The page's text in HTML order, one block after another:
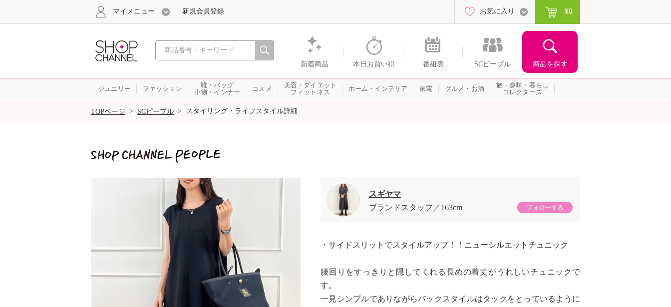
心おどる、瞬間を。通販・テレビショッピングのショップチャンネル
新着商品 本日お買い得 番組表 SCピープル 商品を探す
マイメニュー 新規会員登録 お気に入り ¥0
ジュエリー ファッション
靴・バッグ
小物・インナー
コスメ
美容・ダイエット
フィットネス
ホーム・インテリア 家電 グルメ・お酒
旅・趣味・暮らし
コレクターズ
SALE
TOPページ > SCピープル > スタイリング・ライフスタイル詳細
スギヤマ
ブランドスタッフ
163cm フォローする
・サイドスリットでスタイルアップ！！ニューシルエットチュニック
腰回りをすっきりと隠してくれる長めの着丈がうれしいチュニックで
す。
一見シンプルでありながらバックスタイルはタックをとっているように